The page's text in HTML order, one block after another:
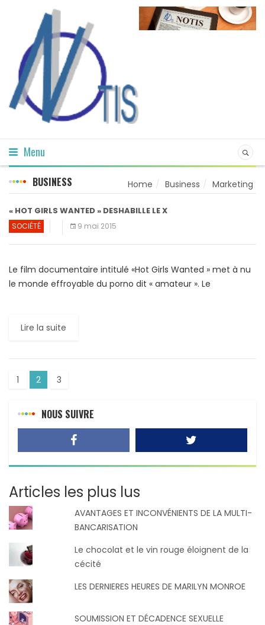
Menu
BUSINESS Home Business Marketing
« HOT GIRLS WANTED » DESHABILLE LE X
SOCIÉTÉ 9 mai 2015
Le film documentaire intitulé «Hot Girls Wanted » met à nu
le monde effroyable du porno dit « amateur ». Le
Lire la suite
1 2 3
NOUS SUIVRE
Articles les plus lus
AVANTAGES ET INCONVÉNIENTS DE LA MULTI-
BANCARISATION
Le chocolat et le vin rouge éloignent de la
cécité
LES DERNIERES HEURES DE MARILYN MONROE
SOUMISSION ET DÉCADENCE SEXUELLE